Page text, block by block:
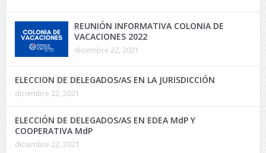
REUNIÓN INFORMATIVA COLONIA DE
VACACIONES 2022
diciembre 22, 2021
ELECCION DE DELEGADOS/AS EN LA JURISDICCIÓN
diciembre 22, 2021
ELECCIÓN DE DELEGADOS/AS EN EDEA MdP Y
COOPERATIVA MdP
diciembre 22, 2021